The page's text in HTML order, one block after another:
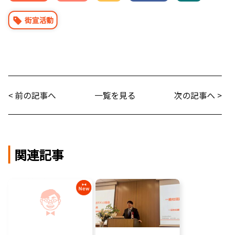
街宣活動
< 前の記事へ 一覧を見る 次の記事へ >
関連記事